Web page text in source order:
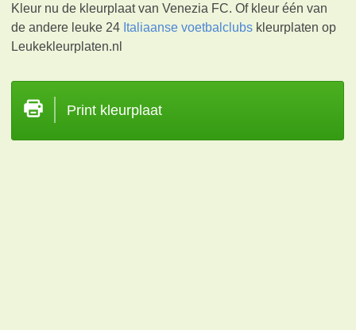
Kleur nu de kleurplaat van Venezia FC. Of kleur één van
de andere leuke 24 Italiaanse voetbalclubs kleurplaten op
Leukekleurplaten.nl
Print kleurplaat